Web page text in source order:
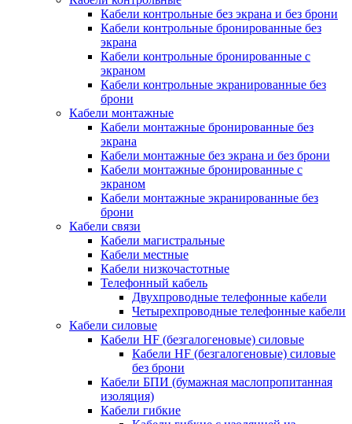
Кабели контрольные без экрана и без брони
Кабели контрольные бронированные без
экрана
Кабели контрольные бронированные с
экраном
Кабели контрольные экранированные без
брони
Кабели монтажные
Кабели монтажные бронированные без
экрана
Кабели монтажные без экрана и без брони
Кабели монтажные бронированные с
экраном
Кабели монтажные экранированные без
брони
Кабели связи
Кабели магистральные
Кабели местные
Кабели низкочастотные
Телефонный кабель
Двухпроводные телефонные кабели
Четырехпроводные телефонные кабели
Кабели силовые
Кабели HF (безгалогеновые) силовые
Кабели HF (безгалогеновые) силовые
без брони
Кабели БПИ (бумажная маслопропитанная
изоляция)
Кабели гибкие